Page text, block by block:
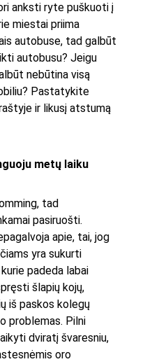
anksti ryte puškuoti į
miestai priima
autobuse, tad galbūt
autobusu? Jeigu
nebūtina visą
Pastatykite
ir likusį atstumą
metų laiku
tad
pasiruošti.
apie, tai, jog
yra sukurti
padeda labai
šlapių kojų,
iš paskos kolegų
problemas. Pilni
dviratį švaresniu,
oro